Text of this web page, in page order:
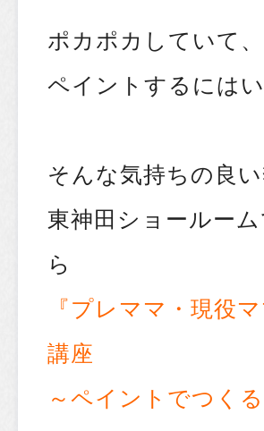
ポカポカしていて
ペイントするには
そんな気持ちの良い
東神田ショールー
ら
『プレママ・現役
講座
～ペイントでつく